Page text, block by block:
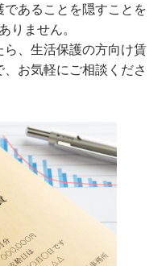
あることを隠すことを
りません。
、生活保護の方向け賃
お気軽にご相談くださ